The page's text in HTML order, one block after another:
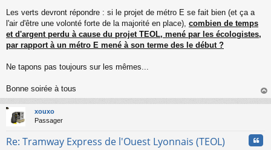
Les verts devront répondre : si le projet de métro E se fait bien (et ça a
l'air d'être une volonté forte de la majorité en place), combien de temps
et d'argent perdu à cause du projet TEOL, mené par les écologistes,
par rapport à un métro E mené à son terme des le début ?
Ne tapons pas toujours sur les mêmes...
Bonne soirée à tous
au
xouxo
Passager
Re: Tramway Express de l'Ouest Lyonnais (TEOL)